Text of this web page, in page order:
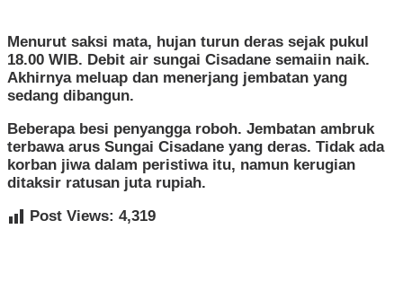
Menurut saksi mata, hujan turun deras sejak pukul
18.00 WIB. Debit air sungai Cisadane semaiin naik.
Akhirnya meluap dan menerjang jembatan yang
sedang dibangun.
Beberapa besi penyangga roboh. Jembatan ambruk
terbawa arus Sungai Cisadane yang deras. Tidak ada
korban jiwa dalam peristiwa itu, namun kerugian
ditaksir ratusan juta rupiah.
Post Views: 4,319